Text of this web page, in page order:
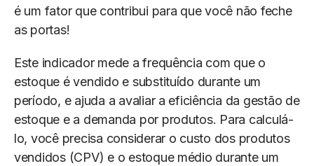
é um fator que contribui para que você não feche
as portas!
Este indicador mede a frequência com que o
estoque é vendido e substituído durante um
período, e ajuda a avaliar a eficiência da gestão de
estoque e a demanda por produtos. Para calculá-
lo, você precisa considerar o custo dos produtos
vendidos (CPV) e o estoque médio durante um